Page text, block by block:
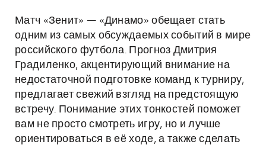
Матч «Зенит» — «Динамо» обещает стать
одним из самых обсуждаемых событий в мире
российского футбола. Прогноз Дмитрия
Градиленко, акцентирующий внимание на
недостаточной подготовке команд к турниру,
предлагает свежий взгляд на предстоящую
встречу. Понимание этих тонкостей поможет
вам не просто смотреть игру, но и лучше
ориентироваться в её ходе, а также сделать